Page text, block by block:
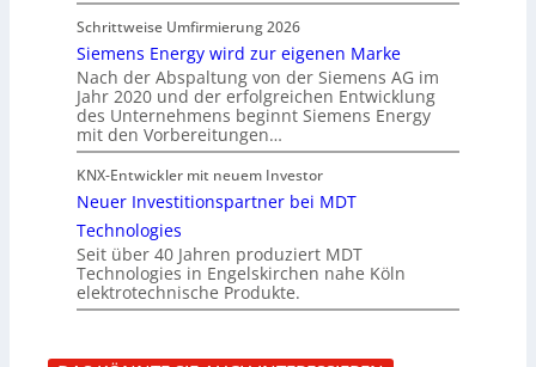
Schrittweise Umfirmierung 2026
Siemens Energy wird zur eigenen Marke
Nach der Abspaltung von der Siemens AG im
Jahr 2020 und der erfolgreichen Entwicklung
des Unternehmens beginnt Siemens Energy
mit den Vorbereitungen…
KNX-Entwickler mit neuem Investor
Neuer Investitionspartner bei MDT
Technologies
Seit über 40 Jahren produziert MDT
Technologies in Engelskirchen nahe Köln
elektrotechnische Produkte.